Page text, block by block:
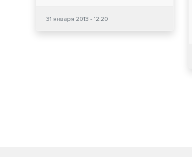
31 января 2013 - 12:20